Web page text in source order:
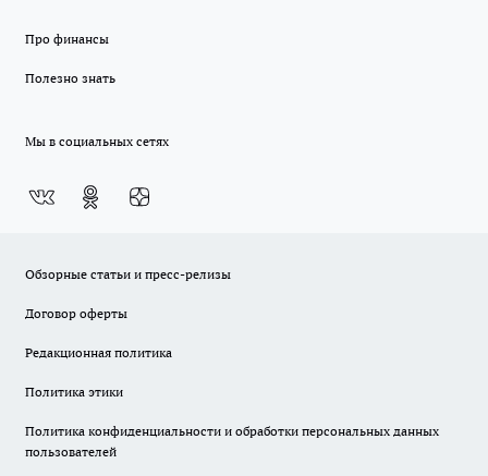
Про финансы
Полезно знать
Мы в социальных сетях
Обзорные статьи и пресс-релизы
Договор оферты
Редакционная политика
Политика этики
Политика конфиденциальности и обработки персональных данных
пользователей